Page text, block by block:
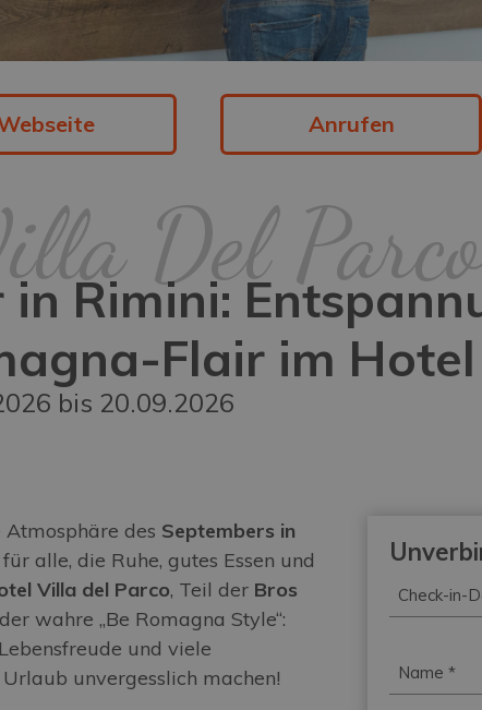
Anrufen
Del Parco
Rimini:
Flair im
bis 20.09.2026
Atmosphäre des Septembers in
alle, die Ruhe, gutes Essen und
Villa del Parco, Teil der Bros
wahre „Be Romagna Style“:
und viele
unvergesslich machen!
Check-
in-
Name